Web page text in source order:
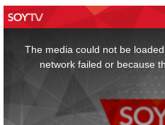
The media could not be
network failed or because